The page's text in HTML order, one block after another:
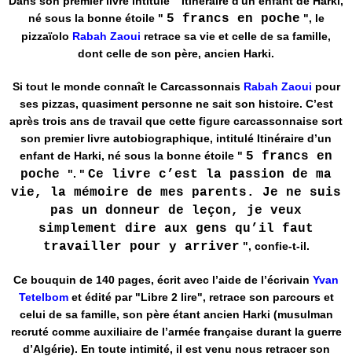
né sous la bonne étoile " 5 francs en poche ", le
pizzaïolo Rabah Zaoui retrace sa vie et celle de sa famille,
dont celle de son père, ancien Harki.
Si tout le monde connaît le Carcassonnais Rabah Zaoui pour
ses pizzas, quasiment personne ne sait son histoire. C’est
après trois ans de travail que cette figure carcassonnaise sort
son premier livre autobiographique, intitulé Itinéraire d’un
enfant de Harki, né sous la bonne étoile " 5 francs en
poche
". " Ce livre c’est la passion de ma
vie, la mémoire de mes parents. Je ne suis
pas un donneur de leçon, je veux
simplement dire aux gens qu’il faut
travailler pour y arriver ", confie-t-il.
Ce bouquin de 140 pages, écrit avec l’aide de l’écrivain Yvan
Tetelbom et édité par "Libre 2 lire", retrace son parcours et
celui de sa famille, son père étant ancien Harki (musulman
recruté comme auxiliaire de l’armée française durant la guerre
d’Algérie). En toute intimité, il est venu nous retracer son